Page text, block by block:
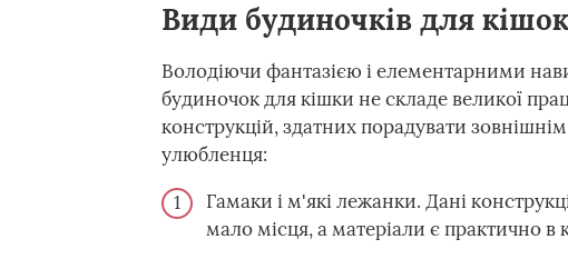
Види будиночків для кішок
Володіючи фантазією і елементарними
будиночок для кішки не складе великої
конструкцій, здатних порадувати
улюбленця:
Гамаки і м'які лежанки. Дані
мало місця, а матеріали є практично